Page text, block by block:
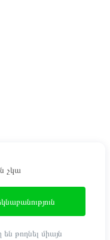
չկա
թողնել միայն